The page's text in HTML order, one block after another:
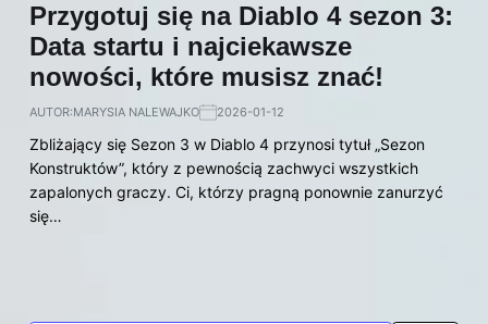
Przygotuj się na Diablo 4 sezon 3:
Data startu i najciekawsze
nowości, które musisz znać!
AUTOR:MARYSIA NALEWAJKO 2026-01-12
Zbliżający się Sezon 3 w Diablo 4 przynosi tytuł „Sezon
Konstruktów”, który z pewnością zachwyci wszystkich
zapalonych graczy. Ci, którzy pragną ponownie zanurzyć
się…